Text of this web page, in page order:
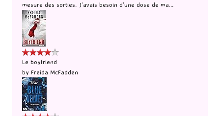
mesure des sorties. J’avais besoin d’une dose de ma...
Le boyfriend
by Freida McFadden